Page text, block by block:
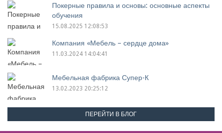
Покерные правила и основы: основные аспекты
обучения
15.08.2025 12:08:53
Компания «Мебель – сердце дома»
11.03.2024 14:04:41
Мебельная фабрика Супер-К
13.02.2023 20:25:12
ПЕРЕЙТИ В БЛОГ